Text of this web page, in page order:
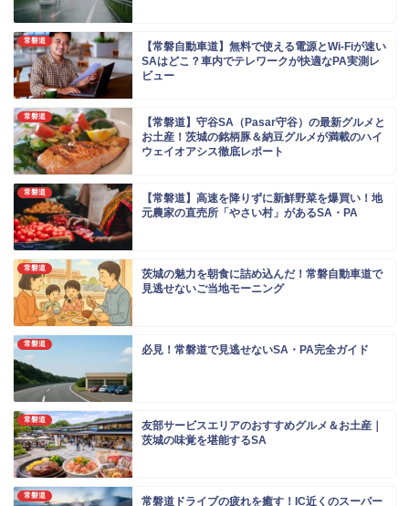
常磐道
【常磐自動車道】無料で使える電源とWi-Fiが速い
SAはどこ？車内でテレワークが快適なPA実測レ
ビュー
常磐道
【常磐道】守谷SA（Pasar守谷）の最新グルメと
お土産！茨城の銘柄豚＆納豆グルメが満載のハイ
ウェイオアシス徹底レポート
常磐道
【常磐道】高速を降りずに新鮮野菜を爆買い！地
元農家の直売所「やさい村」があるSA・PA
常磐道
茨城の魅力を朝食に詰め込んだ！常磐自動車道で
見逃せないご当地モーニング
常磐道 必見！常磐道で見逃せないSA・PA完全ガイド
常磐道
友部サービスエリアのおすすめグルメ＆お土産｜
茨城の味覚を堪能するSA
常磐道
常磐道ドライブの疲れを癒す！IC近くのスーパー